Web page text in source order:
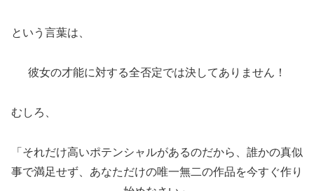
という言葉は、
彼女の才能に対する全否定では決してありません！
むしろ、
「それだけ高いポテンシャルがあるのだから、誰かの真似
事で満足せず、あなただけの唯一無二の作品を今すぐ作り